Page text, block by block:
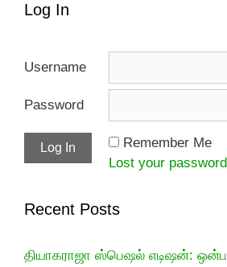
Log In
Username
Password
Remember Me
Lost your
Recent Posts
தியாகராஜா ஸ்பெஷல் எடிஷன்: